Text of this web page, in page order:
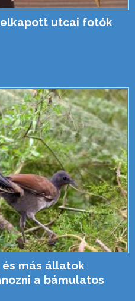
utcai fotók
más állatok
a bámulatos